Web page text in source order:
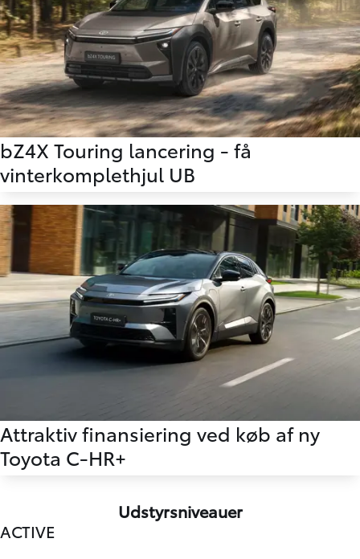
bZ4X Touring lancering - få
vinterkomplethjul UB
Attraktiv finansiering ved køb af ny
Toyota C-HR+
Udstyrsniveauer
ACTIVE